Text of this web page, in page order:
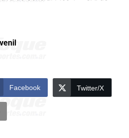
Facebook Twitter/X